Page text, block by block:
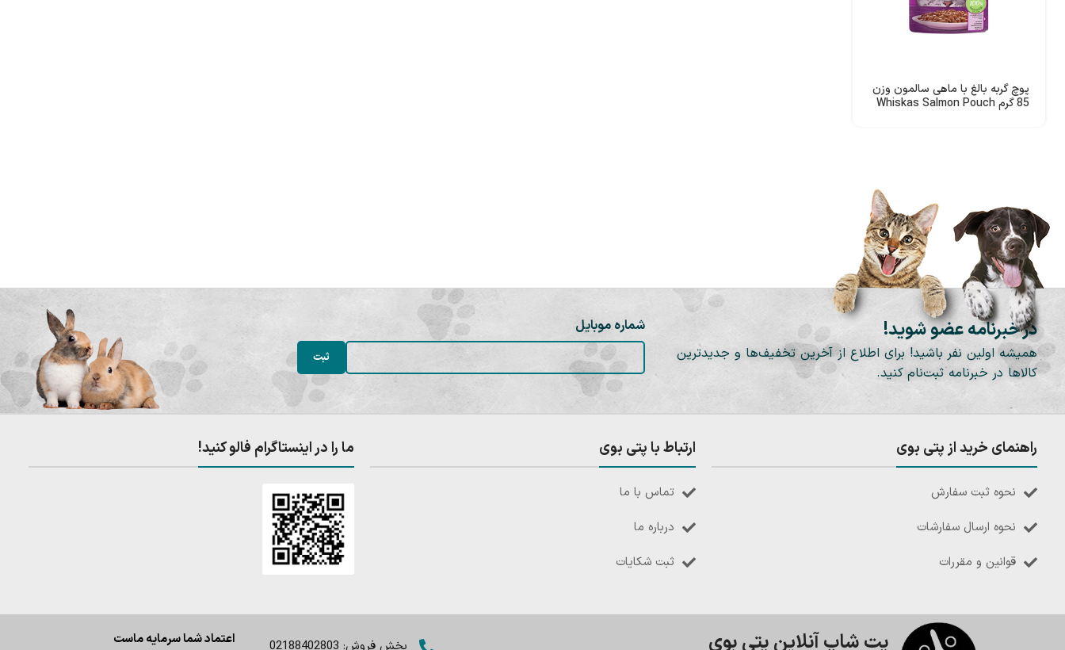
پوچ گربه بالغ با ماهی سالمون وزن
85 گرم Whiskas Salmon Pouch
در خبرنامه عضو شوید!
همیشه اولین نفر باشید! برای اطلاع از آخرین تخفیف‌ها و جدیدترین
کالاها در خبرنامه ثبت‌نام کنید.
شماره موبایل
راهنمای خرید از پتی بوی
نحوه ثبت سفارش
نحوه ارسال سفارشات
قوانین و مقررات
ارتباط با پتی بوی
تماس با ما
درباره ما
ثبت شکایات
ما را در اینستاگرام فالو کنید!
پت شاپ آنلاین پتی بوی اعتماد شما سرمایه ماست